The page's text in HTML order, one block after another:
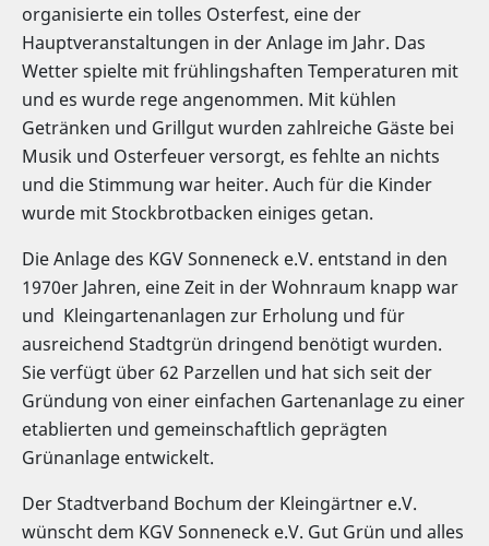
organisierte ein tolles Osterfest, eine der
Hauptveranstaltungen in der Anlage im Jahr. Das
Wetter spielte mit frühlingshaften Temperaturen mit
und es wurde rege angenommen. Mit kühlen
Getränken und Grillgut wurden zahlreiche Gäste bei
Musik und Osterfeuer versorgt, es fehlte an nichts
und die Stimmung war heiter. Auch für die Kinder
wurde mit Stockbrotbacken einiges getan.
Die Anlage des KGV Sonneneck e.V. entstand in den
1970er Jahren, eine Zeit in der Wohnraum knapp war
und Kleingartenanlagen zur Erholung und für
ausreichend Stadtgrün dringend benötigt wurden.
Sie verfügt über 62 Parzellen und hat sich seit der
Gründung von einer einfachen Gartenanlage zu einer
etablierten und gemeinschaftlich geprägten
Grünanlage entwickelt.
Der Stadtverband Bochum der Kleingärtner e.V.
wünscht dem KGV Sonneneck e.V. Gut Grün und alles